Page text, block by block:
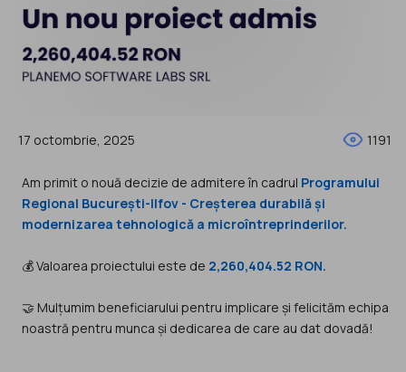
17 octombrie, 2025 1191
Am primit o nouă decizie de admitere în cadrul Programului
Regional București-Ilfov - Creșterea durabilă și
modernizarea tehnologică a microîntreprinderilor.
💰 Valoarea proiectului este de 2,260,404.52 RON.
🤝 Mulțumim beneficiarului pentru implicare și felicităm echipa
noastră pentru munca și dedicarea de care au dat dovadă!